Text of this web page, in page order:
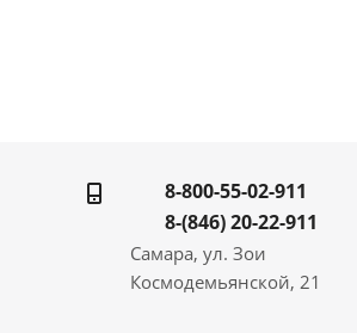
8-800-55-02-911
8-(846) 20-22-911
Самара, ул. Зои
Космодемьянской, 21